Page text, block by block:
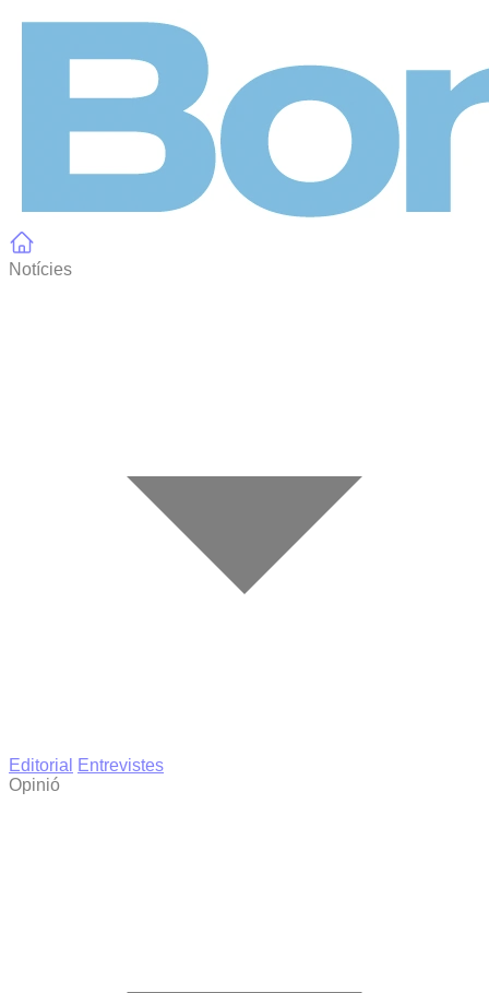
Notícies
Editorial
Entrevistes
Opinió